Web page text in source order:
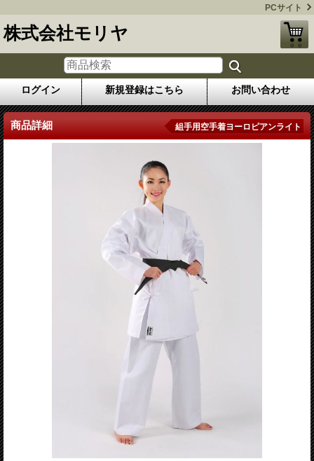
PCサイト
株式会社モリヤ
ログイン 新規登録はこちら お問い合わせ
商品詳細 組手用空手着ヨーロピアンライト